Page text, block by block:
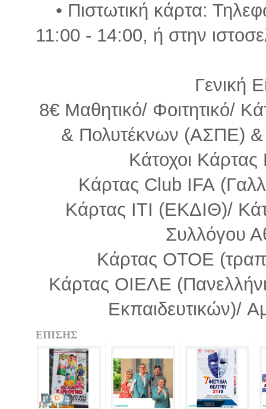
• Πιστωτική κάρτα:
11:00 - 14:00, ή στην
Γενική
8€ Μαθητικό/ Φοιτητικό/
& Πολυτέκνων (ΑΣΠΕ)
Κάτοχοι Κάρτας
Κάρτας Club IFA
Κάρτας ΙΤΙ (ΕΚΔΙΘ)/
Συλλόγου
Κάρτας ΟΤΟΕ
Κάρτας ΟΙΕΛΕ
Εκπαιδευτικών)/
ΕΠΙΣΗΣ